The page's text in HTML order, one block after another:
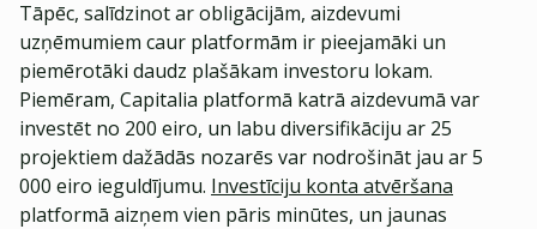
Tāpēc, salīdzinot ar obligācijām, aizdevumi
uzņēmumiem caur platformām ir pieejamāki un
piemērotāki daudz plašākam investoru lokam.
Piemēram, Capitalia platformā katrā aizdevumā var
investēt no 200 eiro, un labu diversifikāciju ar 25
projektiem dažādās nozarēs var nodrošināt jau ar 5
000 eiro ieguldījumu. Investīciju konta atvēršana
platformā aizņem vien pāris minūtes, un jaunas